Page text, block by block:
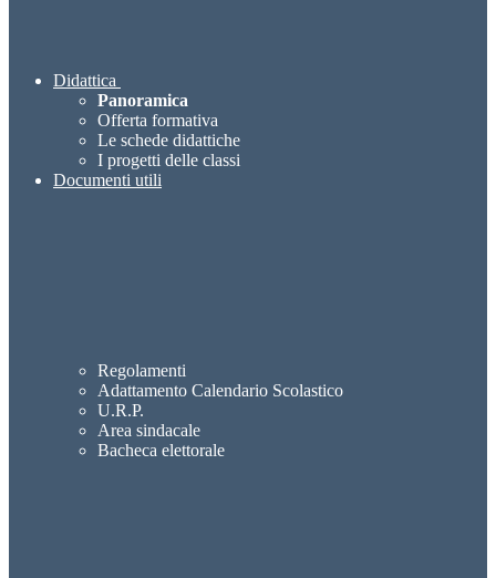
Didattica
Panoramica
Offerta formativa
Le schede didattiche
I progetti delle classi
Documenti utili
Regolamenti
Adattamento Calendario Scolastico
U.R.P.
Area sindacale
Bacheca elettorale